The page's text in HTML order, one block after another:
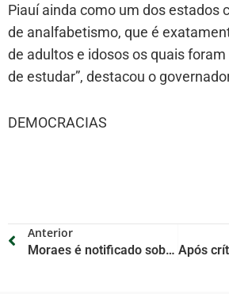
Piauí ainda como um dos estados
de analfabetismo, que é
de adultos e idosos os quais
de estudar”, destacou o
DEMOCRACIAS
Anterior
Moraes é notificado sobre ação de Rumble e Trump Media